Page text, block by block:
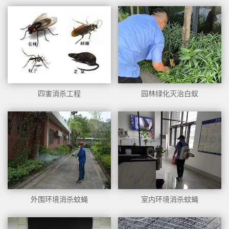
四害消杀工程 园林绿化灭治白蚁
外围环境消杀蚊蝇 室内环境消杀蚊蝇